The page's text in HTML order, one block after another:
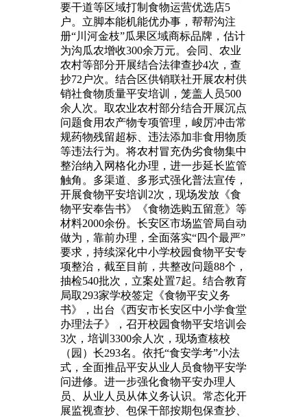
要干道等区域打制食物运营优选店5
户。立脚本能机能优办事，帮帮沟注
册“川河金枝”瓜果区域商标品牌，估计
为沟瓜农增收300余万元。会同、农业
农村等部分开展结合法律查抄4次，查
抄72户次。结合区供销联社开展农村供
销社食物质量平安培训，笼盖人员500
余人次。取农业农村部分结合开展沉点
问题食用农产物专项管理，峻厉冲击常
规药物残留超标、违法添加非食用物质
等违法行为。将农村冒充伪劣食物集中
整治纳入网格化办理，进一步延长监管
触角。多渠道、多形式强化普法宣传，
开展食物平安培训2次，现场发放《食
物平安奉告书》《食物选购五留意》等
材料2000余份。长安区市场监管局自动
做为，靠前办理，全面落实“四个最严”
要求，持续深化中小学校园食物平安专
项整治，截至目前，共整改问题88个，
抽检540批次，立案处置7起。结合教育
局取293家学校签定《食物平安义务
书》，出台《西安市长安区中小学食堂
办理法子》，召开校园食物平安培训会
3次，培训3300余人次，现场查核校
（园）长293名。依托“食安学考”小法
式，全面推品平安从业人员食物平安学
问进修。进一步强化食物平安办理人
员、从业人员从体义务认识。常态化开
展监视查抄、包保干部按期包保查抄、